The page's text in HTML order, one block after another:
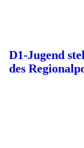
D1-Jugend
des